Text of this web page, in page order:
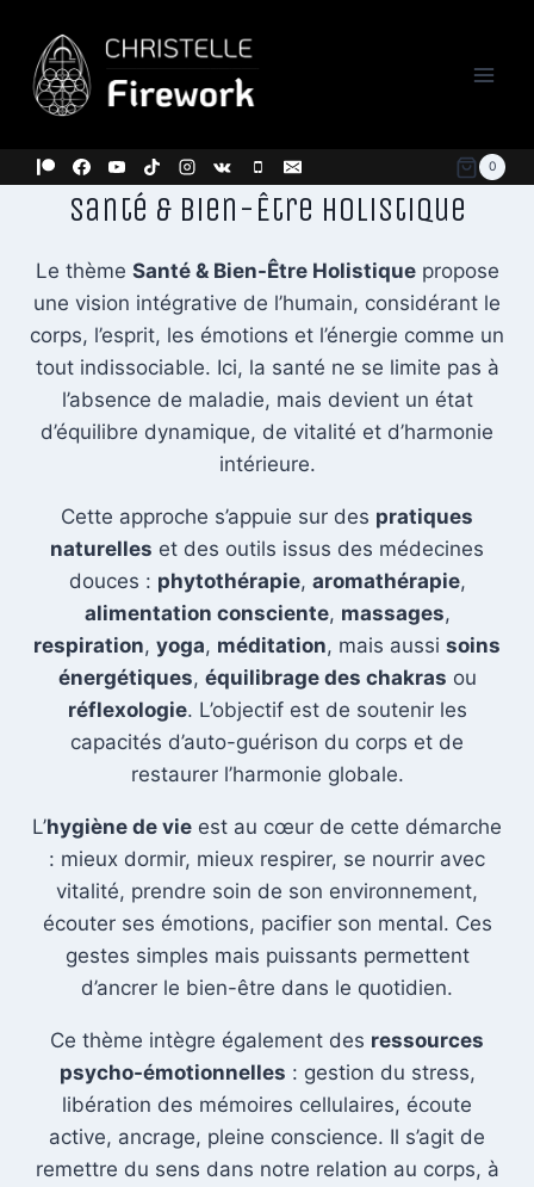
contenu
0
Santé & Bien-Être Holistique
Le thème Santé & Bien-Être Holistiquepropose
une vision intégrative de l’humain, considérant le
corps, l’esprit, les émotions et l’énergie comme un
tout indissociable. Ici, la santé ne se limite pas à
l’absence de maladie, mais devient un état
d’équilibre dynamique, de vitalité et d’harmonie
intérieure.
Cette approche s’appuie sur des pratiques
naturelles et des outils issus des médecines
douces : phytothérapie, aromathérapie,
alimentation consciente, massages,
respiration, yoga, méditation, mais aussi soins
énergétiques, équilibrage des chakras ou
réflexologie. L’objectif est de soutenir les
capacités d’auto-guérison du corps et de
restaurer l’harmonie globale.
L’hygiène de vie est au cœur de cette démarche
: mieux dormir, mieux respirer, se nourrir avec
vitalité, prendre soin de son environnement,
écouter ses émotions, pacifier son mental. Ces
gestes simples mais puissants permettent
d’ancrer le bien-être dans le quotidien.
Ce thème intègre également des ressources
psycho-émotionnelles : gestion du stress,
libération des mémoires cellulaires, écoute
active, ancrage, pleine conscience. Il s’agit de
remettre du sens dans notre relation au corps, à